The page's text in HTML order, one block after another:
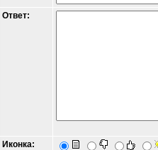
Ответ:
Иконка: